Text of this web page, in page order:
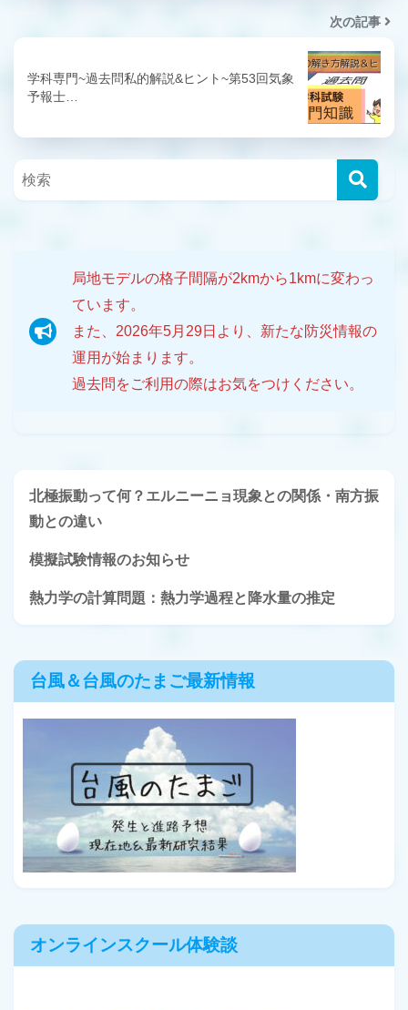
次の記事
学科専門~過去問私的解説&ヒント~第53回気象
予報士…
局地モデルの格子間隔が2kmから1kmに変わっ
ています。
また、2026年5月29日より、新たな防災情報の
運用が始まります。
過去問をご利用の際はお気をつけください。
北極振動って何？エルニーニョ現象との関係・南方振
動との違い
模擬試験情報のお知らせ
熱力学の計算問題：熱力学過程と降水量の推定
台風＆台風のたまご最新情報
オンラインスクール体験談